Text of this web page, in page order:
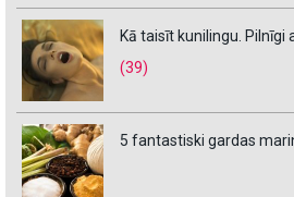
Kā taisīt kunilingu.
(39)
5 fantastiski gardas